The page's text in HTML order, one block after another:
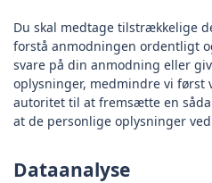
Du skal medtage tilstrækkelige
forstå anmodningen ordentligt
svare på din anmodning eller
oplysninger, medmindre vi
autoritet til at fremsætte en
at de personlige oplysninger
Dataanalyse